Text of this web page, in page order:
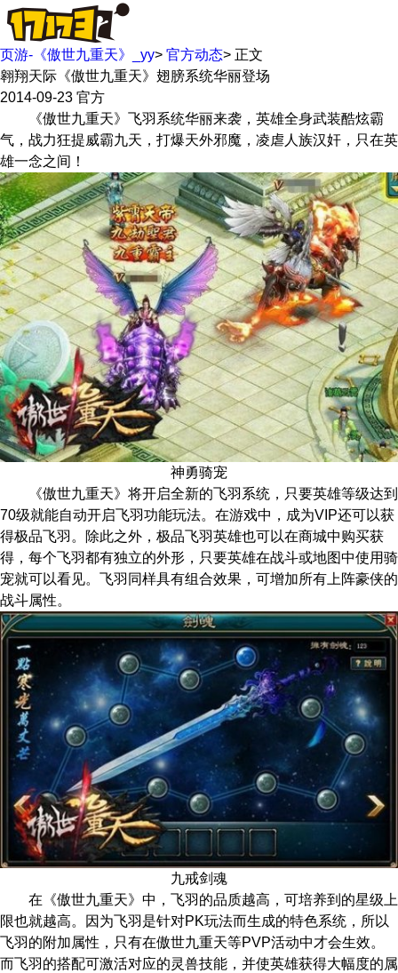
页游-《傲世九重天》_yy> 官方动态> 正文
翱翔天际《傲世九重天》翅膀系统华丽登场
2014-09-23 官方
《傲世九重天》飞羽系统华丽来袭，英雄全身武装酷炫霸
气，战力狂提威霸九天，打爆天外邪魔，凌虐人族汉奸，只在英
雄一念之间！
神勇骑宠
《傲世九重天》将开启全新的飞羽系统，只要英雄等级达到
70级就能自动开启飞羽功能玩法。在游戏中，成为VIP还可以获
得极品飞羽。除此之外，极品飞羽英雄也可以在商城中购买获
得，每个飞羽都有独立的外形，只要英雄在战斗或地图中使用骑
宠就可以看见。飞羽同样具有组合效果，可增加所有上阵豪侠的
战斗属性。
九戒剑魂
在《傲世九重天》中，飞羽的品质越高，可培养到的星级上
限也就越高。因为飞羽是针对PK玩法而生成的特色系统，所以
飞羽的附加属性，只有在傲世九重天等PVP活动中才会生效。
而飞羽的搭配可激活对应的灵兽技能，并使英雄获得大幅度的属